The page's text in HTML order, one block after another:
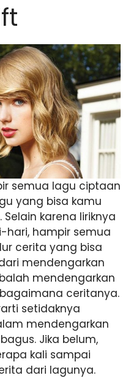
semua lagu ciptaan
yang bisa kamu
karena liriknya
hari, hampir semua
cerita yang bisa
mendengarkan
mendengarkan
ceritanya.
setidaknya
mendengarkan
Jika belum,
kali sampai
dari lagunya.